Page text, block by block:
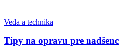
Veda a technika
Tipy na opravu pre